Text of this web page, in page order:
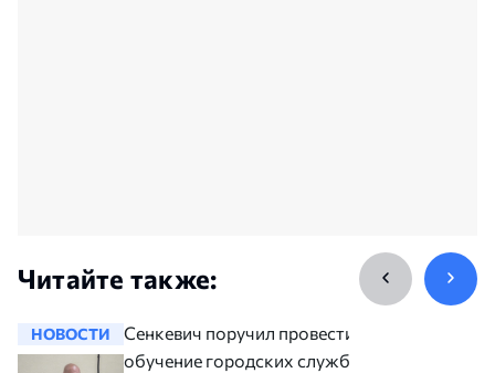
Читайте также:
НОВОСТИ
Сенкевич поручил провести
обучение городских служб по